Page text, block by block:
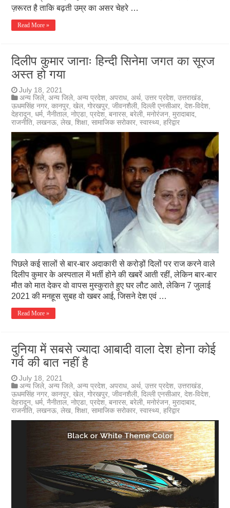
ज़रूरत है ताकि बढ़ती उम्र का असर चेहरे …
Read More »
दिलीप कुमार जानाः हिन्दी सिनेमा जगत का सूरज
अस्त हो गया
July 18, 2021
अन्य जिले ,अन्य जिले ,अन्य प्रदेश ,अपराध,अर्थ,उत्तर प्रदेश ,उत्तराखंड
ऊधमसिंह नगर ,कानपुर ,खेल ,गोरखपुर ,जीवनशैली ,दिल्ली एनसीआर ,देश-विदेश
देहरादून ,धर्म,नैनीताल ,नोएडा ,प्रदेश ,बनारस,बरेली ,मनोरंजन ,मुरादाबाद
राजनीति ,लखनऊ,लेख ,शिक्षा ,सामाजिक सरोकार ,स्वास्थ्य ,हरिद्वार
पिछले कई सालों से बार-बार अदाकारी से करोड़ों दिलों पर राज करने वाले
दिलीप कुमार के अस्पताल में भर्ती होने की खबरें आती रहीं, लेकिन बार-बार
मौत को मात देकर वो वापस मुस्कुराते हुए घर लौट आते, लेकिन 7 जुलाई
2021 की मनहूस सुबह वो खबर आई, जिसने देश एवं …
Read More »
दुनिया में सबसे ज्यादा आबादी वाला देश होना कोई
गर्व की बात नहीं है
July 18, 2021
अन्य जिले,अन्य जिले,अन्य प्रदेश,अपराध,अर्थ,उत्तर प्रदेश,उत्तराखंड,
ऊधमसिंह नगर,कानपुर,खेल,गोरखपुर,जीवनशैली,दिल्ली एनसीआर,देश-विदेश,
देहरादून,धर्म,नैनीताल,नोएडा,प्रदेश,बनारस,बरेली,मनोरंजन,मुरादाबाद,
राजनीति,लखनऊ,लेख,शिक्षा,सामाजिक सरोकार,स्वास्थ्य,हरिद्वार